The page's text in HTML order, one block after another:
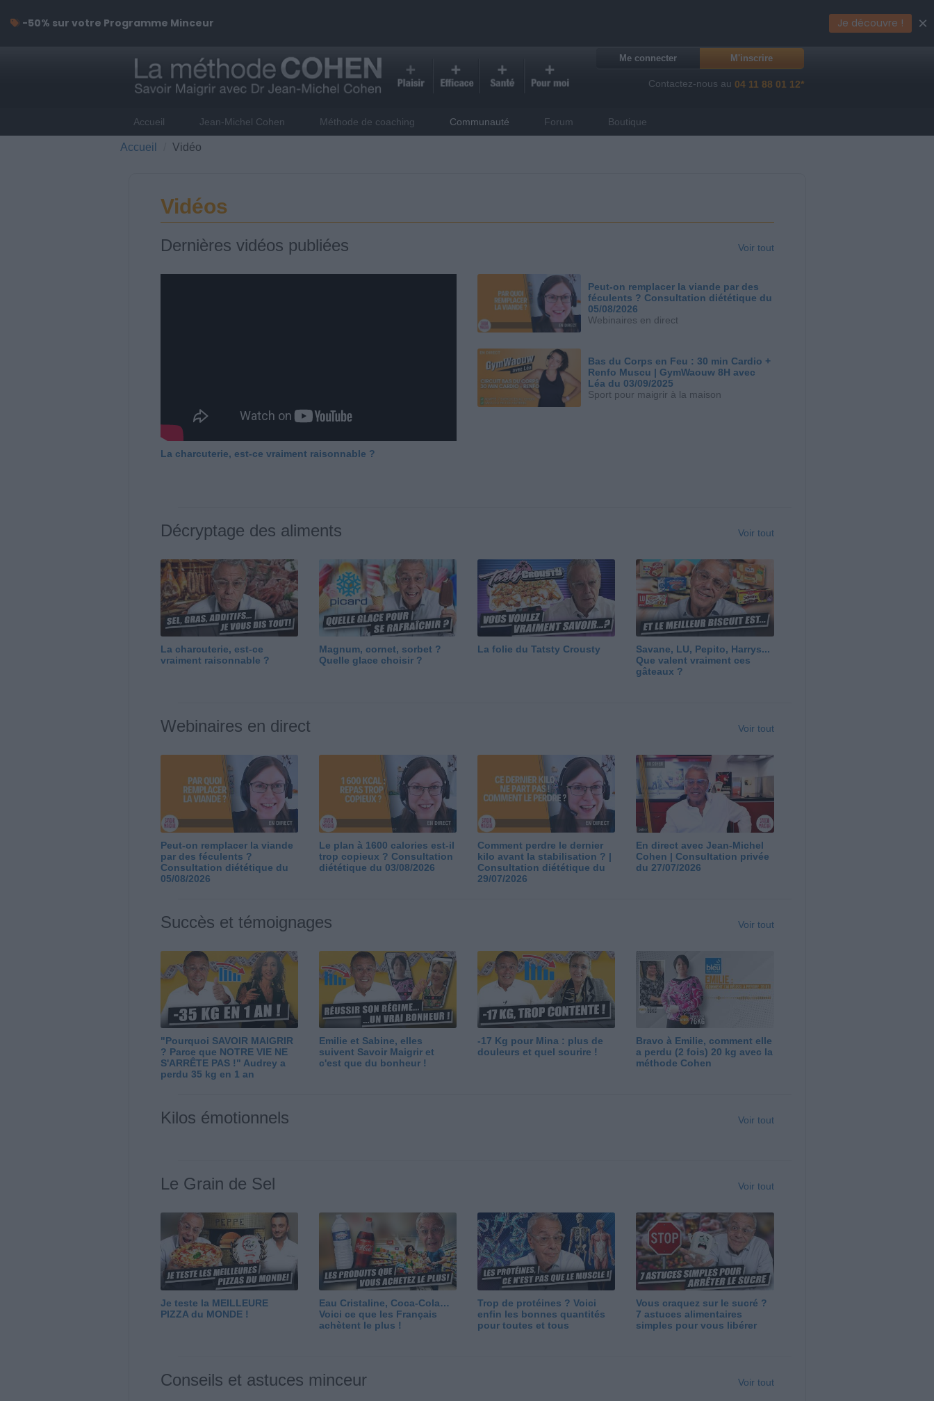
Me connecter M'inscrire
Contactez-nous au 04 11 88 01 12*
Accueil Jean-Michel Cohen Méthode de coaching Communauté Forum Boutique
Accueil Vidéo
Vidéos
Dernières vidéos publiées Voir tout
La charcuterie, est-ce vraiment raisonnable ?
Peut-on remplacer la viande par des
féculents ? Consultation diététique du
05/08/2026
Webinaires en direct
Bas du Corps en Feu : 30 min Cardio +
Renfo Muscu | GymWaouw 8H avec
Léa du 03/09/2025
Sport pour maigrir à la maison
Décryptage des aliments Voir tout
La charcuterie, est-ce
vraiment raisonnable ?
Magnum, cornet, sorbet ?
Quelle glace choisir ?
La folie du Tatsty Crousty
Savane, LU, Pepito, Harrys...
Que valent vraiment ces
gâteaux ?
Webinaires en direct Voir tout
Peut-on remplacer la viande
par des féculents ?
Consultation diététique du
05/08/2026
Le plan à 1600 calories est-il
trop copieux ? Consultation
diététique du 03/08/2026
Comment perdre le dernier
kilo avant la stabilisation ? |
Consultation diététique du
29/07/2026
En direct avec Jean-Michel
Cohen | Consultation privée
du 27/07/2026
Succès et témoignages Voir tout
"Pourquoi SAVOIR MAIGRIR
? Parce que NOTRE VIE NE
S'ARRÊTE PAS !" Audrey a
perdu 35 kg en 1 an
Emilie et Sabine, elles
suivent Savoir Maigrir et
c'est que du bonheur !
-17 Kg pour Mina : plus de
douleurs et quel sourire !
Bravo à Emilie, comment elle
a perdu (2 fois) 20 kg avec la
méthode Cohen
Kilos émotionnels Voir tout
Le Grain de Sel Voir tout
Je teste la MEILLEURE
PIZZA du MONDE !
Eau Cristaline, Coca-Cola…
Voici ce que les Français
achètent le plus !
Trop de protéines ? Voici
enfin les bonnes quantités
pour toutes et tous
Vous craquez sur le sucré ?
7 astuces alimentaires
simples pour vous libérer
Conseils et astuces minceur Voir tout
-50% sur votre Programme Minceur Je découvre ! ×